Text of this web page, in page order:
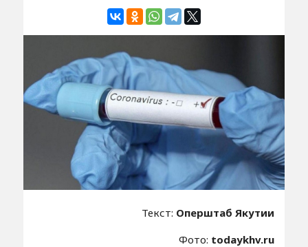
Текст: Оперштаб Якутии
Фото: todaykhv.ru